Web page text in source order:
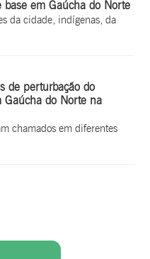
em Gaúcha do Norte
da cidade, indígenas, da
de perturbação do
Gaúcha do Norte na
chamados em diferentes